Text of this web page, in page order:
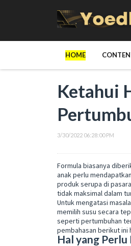
HOME
Ketahui
3/30/2022 06:28:00 PM
Formula biasanya
anak perlu mendapatkan
produk serupa di
tidak maksimal dalam
Untuk mengatasi
memilih susu secara
seperti pertumbuhan
pembahasan berikut ini
Hal yang